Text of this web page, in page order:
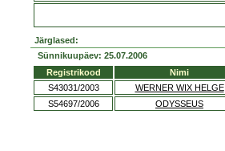
Järglased:
Sünnikuupäev: 25.07.2006
Registrikood
Nimi
S43031/2003
WERNER WIX HELGE
S54697/2006
ODYSSEUS